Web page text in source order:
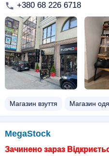
+380 68 226 6718
Магазин взуття Магазин
MegaStock
Зачинено зараз